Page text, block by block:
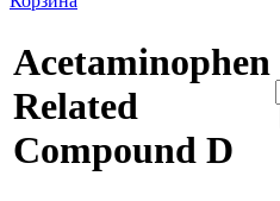
Acetaminophen
Related
Compound D